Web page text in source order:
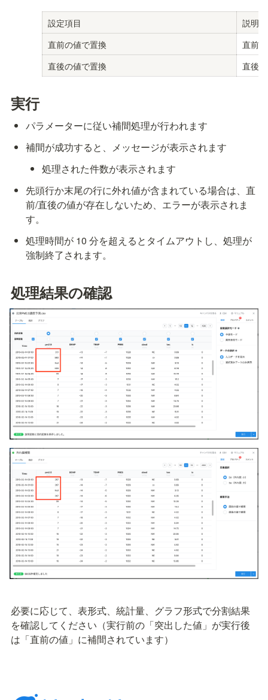
設定項目
説明
直前の値で置換
直前
直後の値で置換
直後
実行
パラメーターに従い補間処理が行われます
補間が成功すると、メッセージが表示されます
処理された件数が表示されます
先頭行か末尾の行に外れ値が含まれている場合は、直
前/直後の値が存在しないため、エラーが表示されま
す。
処理時間が 10 分を超えるとタイムアウトし、処理が
強制終了されます。
処理結果の確認
必要に応じて、表形式、統計量、グラフ形式で分割結果
を確認してください（実行前の「突出した値」が実行後
は「直前の値」に補間されています）